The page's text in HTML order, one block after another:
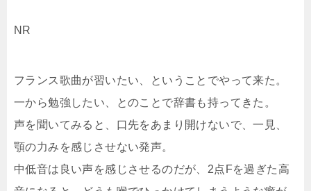
NR
フランス歌曲が習いたい、ということでやって来た。
一から勉強したい、とのことで辞書も持ってきた。
声を聞いてみると、口先をあまり開けないで、一見、
顎の力みを感じさせない発声。
中低音は良い声を感じさせるのだが、2点Fを過ぎた高